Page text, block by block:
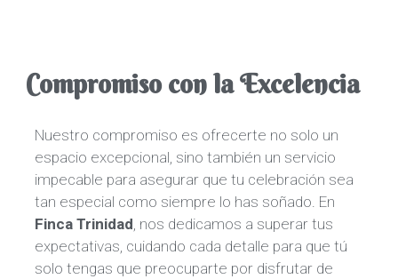
Compromiso con la Excelencia
Nuestro compromiso es ofrecerte no solo un
espacio excepcional, sino también un servicio
impecable para asegurar que tu celebración sea
tan especial como siempre lo has soñado. En
Finca Trinidad, nos dedicamos a superar tus
expectativas, cuidando cada detalle para que tú
solo tengas que preocuparte por disfrutar de